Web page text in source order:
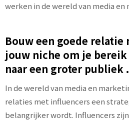
werken in de wereld van media en
Bouw een goede
jouw niche om je
naar een groter publiek .
In de wereld van media en
relaties met influencers een
belangrijker wordt. Influencers